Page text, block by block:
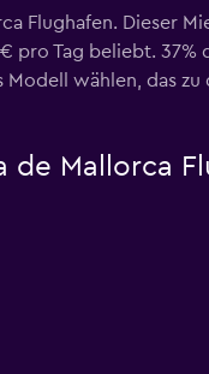
Flughafen. Dieser
pro Tag beliebt. 37%
wählen, das zu
de Mallorca